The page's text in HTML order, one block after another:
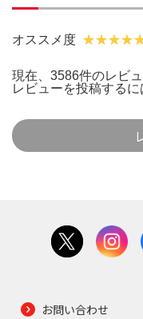
オススメ度
現在、3586件のレビ
レビューを投稿するに
お問い合わせ